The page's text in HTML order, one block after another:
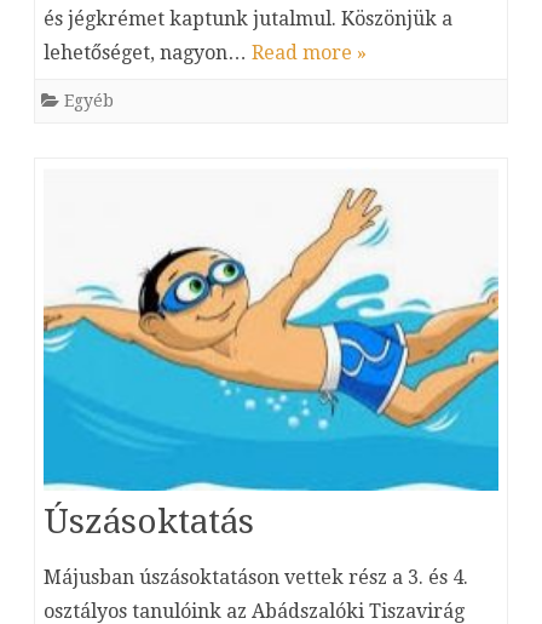
és jégkrémet kaptunk jutalmul. Köszönjük a
lehetőséget, nagyon… Read more »
Egyéb
Úszásoktatás
Májusban úszásoktatáson vettek rész a 3. és 4.
osztályos tanulóink az Abádszalóki Tiszavirág